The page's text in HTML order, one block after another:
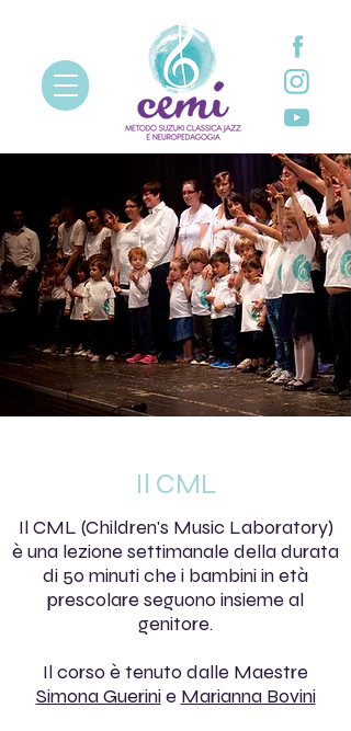
Il CML
Il CML (Children's Music Laboratory)
è una lezione settimanale della durata
di 50 minuti che i bambini in età
prescolare seguono insieme al
genitore.
Il corso è tenuto dalle Maestre
Simona Guerinie Marianna Bovini